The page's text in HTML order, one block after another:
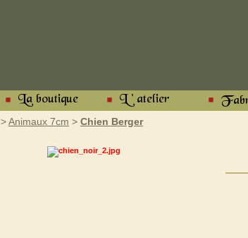
>Animaux 7cm > Chien Berger